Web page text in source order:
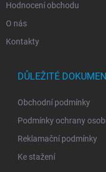
Hodnocení obchodu
O nás
Kontakty
DŮLEŽITÉ
Obchodní podmínky
Podmínky ochrany
Reklamační podmínky
Ke stažení